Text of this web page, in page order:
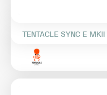
TENTACLE SYNC E